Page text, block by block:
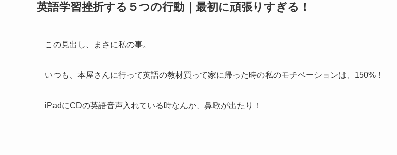
英語学習挫折する５つの行動｜最初に頑張りすぎる！
この見出し、まさに私の事。
いつも、本屋さんに行って英語の教材買って家に帰った時の私のモチベーションは、150%！
iPadにCDの英語音声入れている時なんか、鼻歌が出たり！